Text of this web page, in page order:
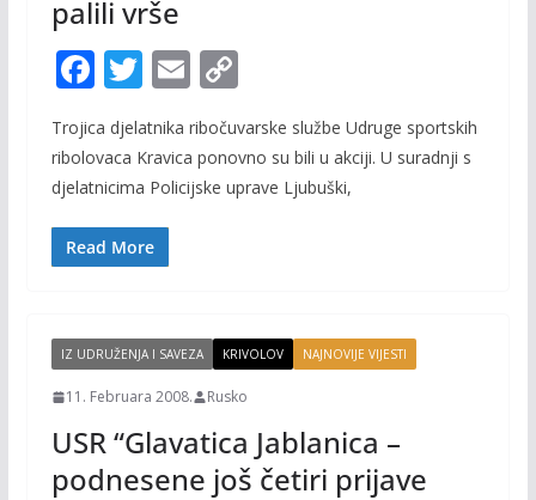
palili vrše
F
ac
e
b
o
o
T
w
itt
er
E
m
ai
l
C
p
y
Trojica djelatnika ribočuvarske službe Udruge sportskih
ribolovaca Kravica ponovno su bili u akciji. U suradnji s
djelatnicima Policijske uprave Ljubuški,
Read More
IZ UDRUŽENJA I SAVEZA KRIVOLOV NAJNOVIJE VIJESTI
11. Februara 2008. Rusko
USR “Glavatica Jablanica –
podnesene još četiri prijave